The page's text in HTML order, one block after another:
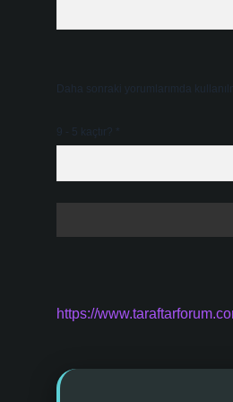
Daha sonraki yorumlarımda
9 - 5 kaçtır?
https://